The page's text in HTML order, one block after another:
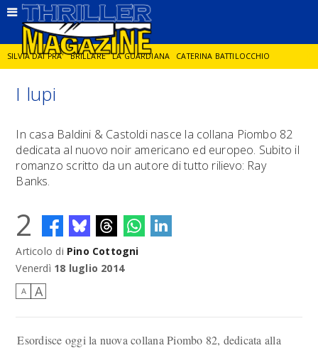
SILVIA DAI PRA' BRILLARE LA GUARDIANA CATERINA BATTILOCCHIO
JORGE DIAZ
DIEGO ZANDEL GLI ANNI DI PIETRA
I lupi
In casa Baldini & Castoldi nasce la collana Piombo 82
dedicata al nuovo noir americano ed europeo. Subito il
romanzo scritto da un autore di tutto rilievo: Ray
Banks.
2
Articolo di Pino Cottogni
Venerdì 18 luglio 2014
A A
Esordisce oggi la nuova collana Piombo 82, dedicata alla